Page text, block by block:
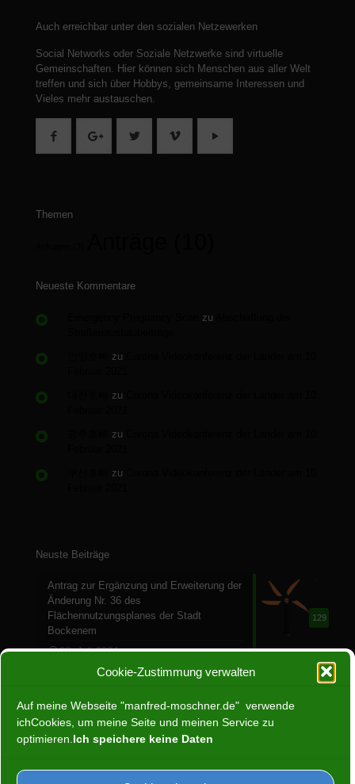
Cookie-Zustimmung verwalten
Auf meine Webseite "manfred-moschner.de" verwende
ichCookies, um meine Seite und meinen Service zu
optimieren. Ich speichere keine Daten
Auch erreichbar unter den sozialen Netzewerken
Social Networks oder Soziale Netzwerke sind virtuelle
Gemeinschaften.
Hier können sich Menschen aus aller Welt
treffen und sich über Hobbys, gemeinsame Interessen und
Vieles mehr austauschen.
Themen
Neueste Kommentare
zu
zu
zu
zu
zu
Neuste Beiträge
129
Antrag zur Ergänzung und Erweiterung der
Änderung Nr. 36 des
Flächennutzungsplanes der Stadt
Bockenem
28. Juli 2024
30. April 2024
schützt.